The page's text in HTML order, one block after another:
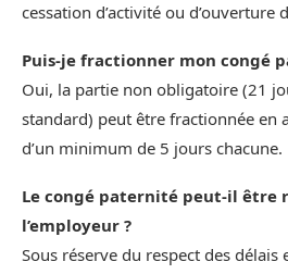
cessation d’activité ou d’ouverture
Puis‑je fractionner mon congé
Oui, la partie non obligatoire (21
standard) peut être fractionnée en
d’un minimum de 5 jours chacune.
Le congé paternité peut‑il être
l’employeur ?
Sous réserve du respect des délais